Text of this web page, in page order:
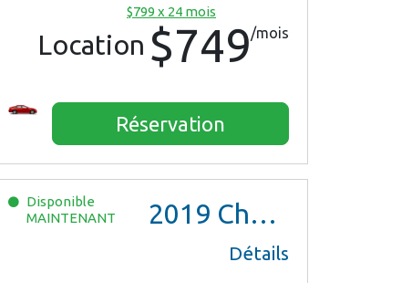
$799 x 24 mois
Location $749/mois
Réservation
Disponible
MAINTENANT
2019 Chevrolet Malibu
Détails